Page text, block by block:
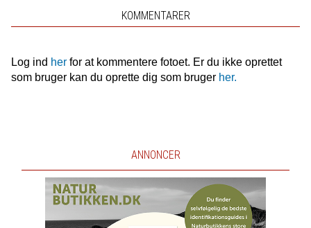
KOMMENTARER
Log ind herfor at kommentere fotoet. Er du ikke oprettet
som bruger kan du oprette dig som bruger her.
ANNONCER